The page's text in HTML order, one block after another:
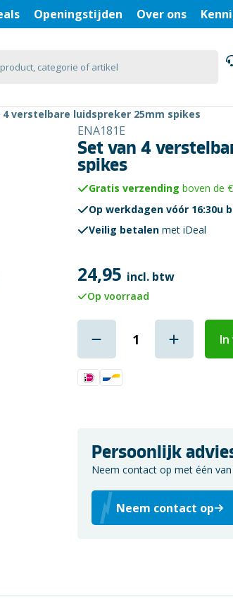
Openingstijden Over ons
4 verstelbare luidspreker 25mm spikes
ENA181E
Set van 4
spikes
Gratis verzending boven de
Op werkdagen vóór 16:30u
Veilig betalenmet iDeal
24,95 incl. btw
Op voorraad
Persoonlijk
Neem contact op met één
Neem contact op